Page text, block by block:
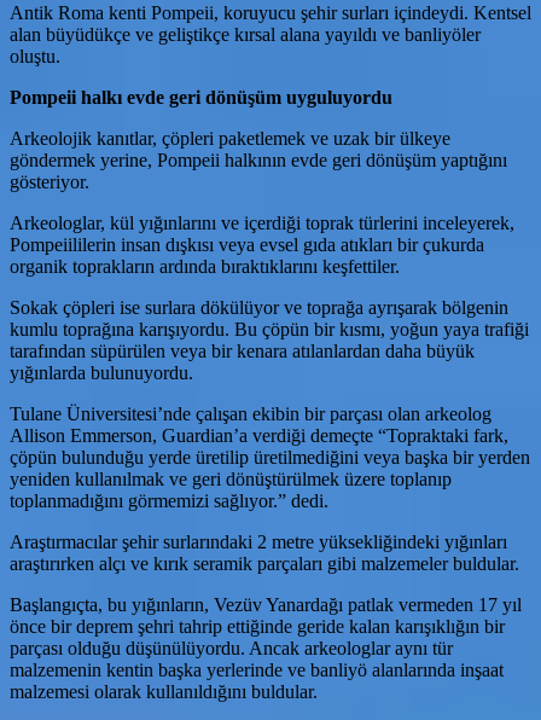
Antik Roma kenti Pompeii, koruyucu şehir surları içindeydi. Kentsel
alan büyüdükçe ve geliştikçe kırsal alana yayıldı ve banliyöler
oluştu.
Pompeii halkı evde geri dönüşüm uyguluyordu
Arkeolojik kanıtlar, çöpleri paketlemek ve uzak bir ülkeye
göndermek yerine, Pompeii halkının evde geri dönüşüm yaptığını
gösteriyor.
Arkeologlar, kül yığınlarını ve içerdiği toprak türlerini inceleyerek,
Pompeiililerin insan dışkısı veya evsel gıda atıkları bir çukurda
organik toprakların ardında bıraktıklarını keşfettiler.
Sokak çöpleri ise surlara dökülüyor ve toprağa ayrışarak bölgenin
kumlu toprağına karışıyordu. Bu çöpün bir kısmı, yoğun yaya trafiği
tarafından süpürülen veya bir kenara atılanlardan daha büyük
yığınlarda bulunuyordu.
Tulane Üniversitesi’nde çalışan ekibin bir parçası olan arkeolog
Allison Emmerson, Guardian’a verdiği demeçte “Topraktaki fark,
çöpün bulunduğu yerde üretilip üretilmediğini veya başka bir yerden
yeniden kullanılmak ve geri dönüştürülmek üzere toplanıp
toplanmadığını görmemizi sağlıyor.” dedi.
Araştırmacılar şehir surlarındaki 2 metre yüksekliğindeki yığınları
araştırırken alçı ve kırık seramik parçaları gibi malzemeler buldular.
Başlangıçta, bu yığınların, Vezüv Yanardağı patlak vermeden 17 yıl
önce bir deprem şehri tahrip ettiğinde geride kalan karışıklığın bir
parçası olduğu düşünülüyordu. Ancak arkeologlar aynı tür
malzemenin kentin başka yerlerinde ve banliyö alanlarında inşaat
malzemesi olarak kullanıldığını buldular.